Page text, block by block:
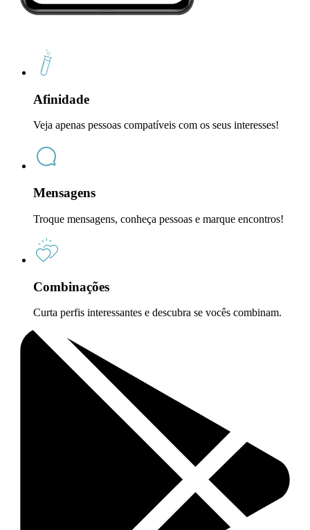
Afinidade
Veja apenas pessoas compatíveis com os seus interesses!
Mensagens
Troque mensagens, conheça pessoas e marque encontros!
Combinações
Curta perfis interessantes e descubra se vocês combinam.